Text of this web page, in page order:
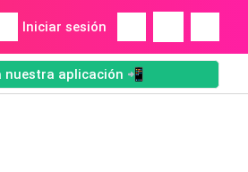
Iniciar sesión
nuestra aplicación 📲